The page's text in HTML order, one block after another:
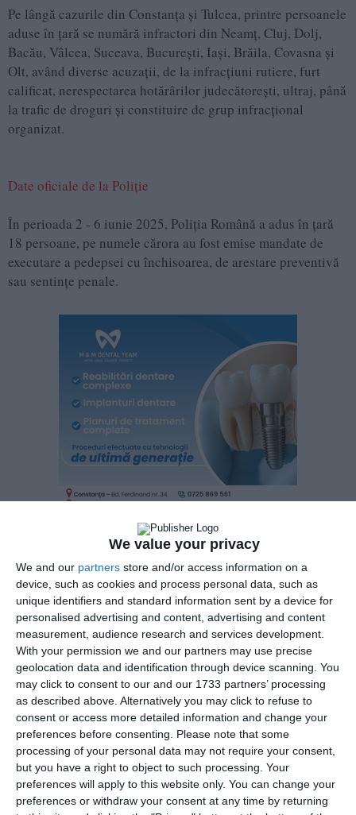
We value your privacy
We and our partners store and/or access information on a
device, such as cookies and process personal data, such as
unique identifiers and standard information sent by a device for
personalised advertising and content, advertising and content
measurement, audience research and services development.
With your permission we and our partners may use precise
geolocation data and identification through device scanning. You
may click to consent to our and our 1733 partners’ processing
as described above. Alternatively you may click to refuse to
consent or access more detailed information and change your
preferences before consenting.
Please note that some
processing of your personal data may not require your consent,
but you have a right to object to such processing. Your
preferences will apply to this website only. You can change your
preferences or withdraw your consent at any time by returning
Pe lângă cazurile din Constanța și Tulcea, printre persoanele
aduse în țară se numără infractori din Neamț, Cluj, Dolj,
Bacău, Vâlcea, Suceava, București, Iași, Brăila, Covasna și
Olt, având diverse acuzații, de la infracțiuni rutiere, furt
calificat, nerespectarea hotărârilor judecătorești, ultraj, până
la trafic de droguri și constituire de grup infracțional
organizat.
Date oficiale de la Poliție
În perioada 2 - 6 iunie 2025, Poliția Română a adus în țară
18 persoane, pe numele cărora au fost emise mandate de
executare a pedepsei cu închisoarea, de arestare preventivă
sau sentințe penale.
Astfel, la data de 2 iunie 2025, a fost adus în țară un bărbat,
de 23 de ani, din Neamț, urmărit internațional pentru
săvârșirea de infracțiuni rutiere. Acesta a fost adus din
Olanda, având emis, pe numele său, de către Judecătoria
Piatra Neamț, un mandat de executare a pedepsei cu
închisoarea de un an și 8 luni.
La data de 3 iunie 2025, a fost adus un bărbat, de 46 ani, din
Cluj, urmărit internațional pentru nerespectarea hotărârilor
judecătorești. Acesta a fost adus din Spania, având emis, pe
numele său, de către Judecătoria Turda, un mandat de
executare a pedepsei cu închisoarea de un an și 4 luni.